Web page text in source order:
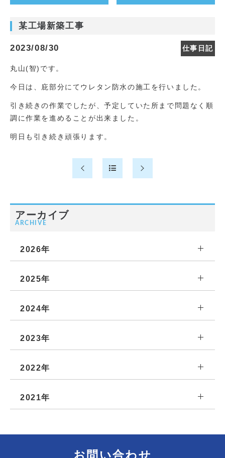
某工場新築工事
2023/08/30 仕事日記
丸山(智)です。
今日は、庇部分にてウレタン防水の施工を行いました。
引き続きの作業でしたが、予定していた所まで問題なく順
調に作業を進めることが出来ました。
明日も引き続き頑張ります。
アーカイブ
ARCHIVE
2026年
2025年
2024年
2023年
2022年
2021年
お問い合わせ